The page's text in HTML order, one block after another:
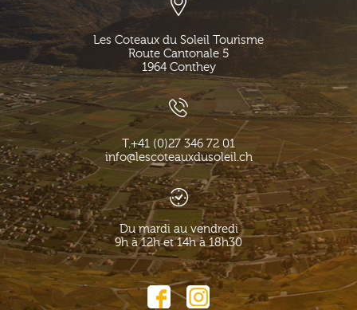
Les Coteaux du Soleil Tourisme
Route Cantonale 5
1964 Conthey
T.+41 (0)27 346 72 01
info@lescoteauxdusoleil.ch
Du mardi au vendredi
9h à 12h et 14h à 18h30